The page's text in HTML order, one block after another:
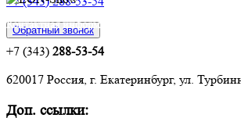
Обратный звонок
Контактная информация:
+7 (343) 288-53-54
620017 Россия, г. Екатеринбург, ул.
Доп. ссылки: